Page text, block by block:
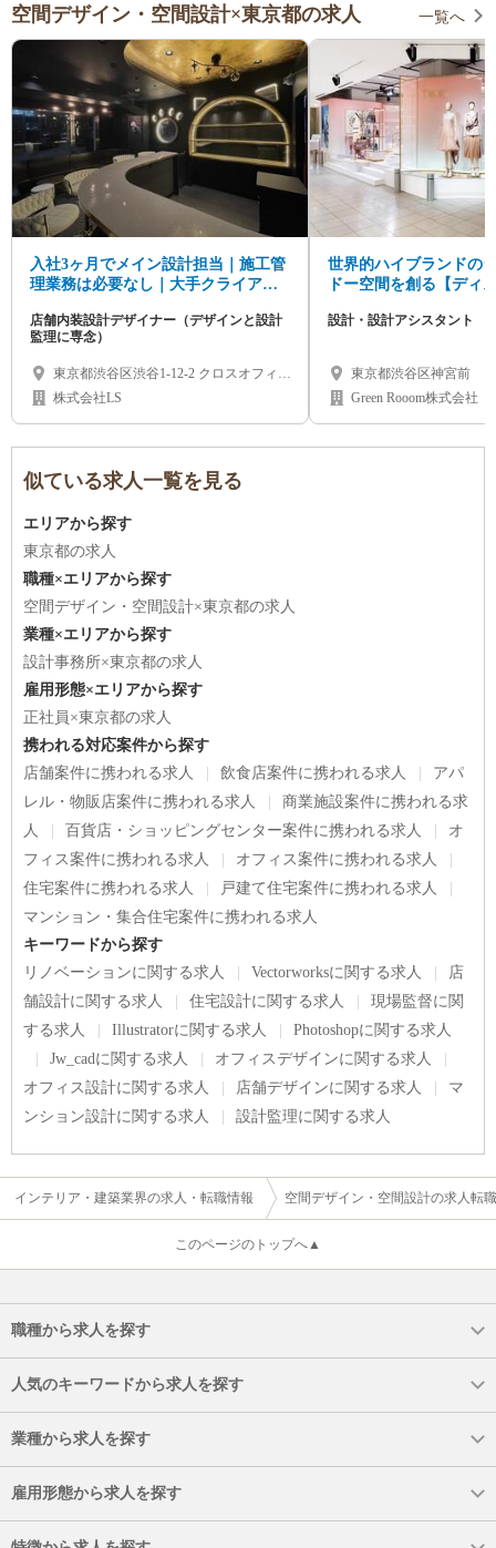
空間デザイン・空間設計×東京都の求人 一覧へ
入社3ヶ月でメイン設計担当｜施工管
理業務は必要なし｜大手クライアン
店舗ブランディング企業
店舗内装設計デザイナー（デザインと設計
監理に専念）
東京都渋谷区渋谷1-12-2 クロスオフィス
渋谷505
株式会社LS
世界的ハイブランドの
ドー空間を創る【ディ
遇/未経験も可
設計・設計アシスタント
東京都渋谷区神宮前
Green Rooom株式会社
似ている求人一覧を見る
エリアから探す
東京都の求人
職種×エリアから探す
空間デザイン・空間設計×東京都の求人
業種×エリアから探す
設計事務所×東京都の求人
雇用形態×エリアから探す
正社員×東京都の求人
携われる対応案件から探す
店舗案件に携われる求人
飲食店案件に携われる求人
アパ
レル・物販店案件に携われる求人
商業施設案件に携われる求
人
百貨店・ショッピングセンター案件に携われる求人
オ
フィス案件に携われる求人
オフィス案件に携われる求人
住宅案件に携われる求人
戸建て住宅案件に携われる求人
マンション・集合住宅案件に携われる求人
キーワードから探す
リノベーションに関する求人
Vectorworksに関する求人
店
舗設計に関する求人
住宅設計に関する求人
現場監督に関
する求人
Illustratorに関する求人
Photoshopに関する求人
Jw_cadに関する求人
オフィスデザインに関する求人
オフィス設計に関する求人
店舗デザインに関する求人
マ
ンション設計に関する求人
設計監理に関する求人
インテリア・建築業界の求人・転職情報 空間デザイン・空間設計の求人転
このページのトップへ▲
職種から求人を探す
人気のキーワードから求人を探す
業種から求人を探す
雇用形態から求人を探す